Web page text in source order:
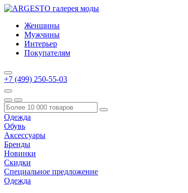
Женщины
Мужчины
Интерьер
Покупателям
+7 (499) 250-55-03
Одежда
Обувь
Аксессуары
Бренды
Новинки
Скидки
Специальное предложение
Одежда